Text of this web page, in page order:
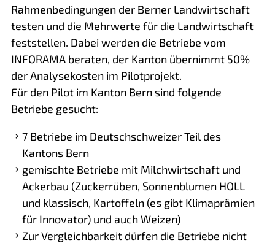
Rahmenbedingungen der Berner Landwirtschaft
testen und die Mehrwerte für die Landwirtschaft
feststellen. Dabei werden die Betriebe vom
INFORAMA beraten, der Kanton übernimmt 50%
der Analysekosten im Pilotprojekt.
Für den Pilot im Kanton Bern sind folgende
Betriebe gesucht:
7 Betriebe im Deutschschweizer Teil des
Kantons Bern
gemischte Betriebe mit Milchwirtschaft und
Ackerbau (Zuckerrüben, Sonnenblumen HOLL
und klassisch, Kartoffeln (es gibt Klimaprämien
für Innovator) und auch Weizen)
Zur Vergleichbarkeit dürfen die Betriebe nicht